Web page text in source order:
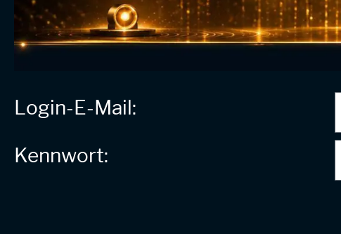
Login-E-Mail:
Kennwort: